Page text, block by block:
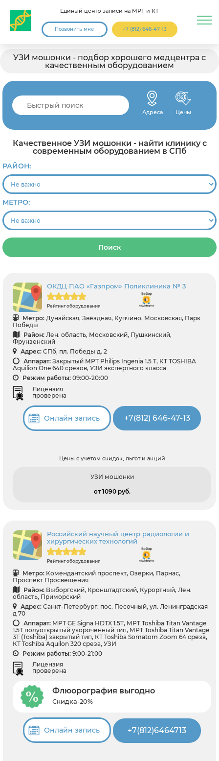
Единый центр записи на МРТ и КТ
Позвонить мне +7 (812) 646-47-13
УЗИ мошонки - подбор хорошего медцентра с
качественным оборудованием
Адреса Цены
Качественное УЗИ мошонки - найти клинику с
современным оборудованием в СПб
РАЙОН:
МЕТРО:
Поиск
ОКДЦ ПАО «Газпром» Поликлиника № 3
Рейтинг оборудования
Метро: Дунайская, Звёздная, Купчино, Московская, Парк
Победы
Район: Лен. область, Московский, Пушкинский,
Фрунзенский
Адрес: СПб, пл. Победы д. 2
Аппарат: Закрытый МРТ Philips Ingenia 1.5 Т, КТ TOSHIBA
Aquilion One 640 срезов, УЗИ экспертного класса
Режим работы: 09:00-20:00
Лицензия
проверена
Онлайн запись +7(812) 646-47-13
Цены с учетом скидок, льгот и акций
УЗИ мошонки
от 1090 pуб.
Российский научный центр радиологии и
хирургических технологий
Рейтинг оборудования
Метро: Комендантский проспект, Озерки, Парнас,
Проспект Просвещения
Район: Выборгский, Кронштадтский, Курортный, Лен.
область, Приморский
Адрес: Санкт-Петербург: пос. Песочный, ул. Ленинградская
д 70
Аппарат: МРТ GE Signa HDTX 1.5T, МРТ Toshiba Titan Vantage
1.5T полуоткрытый укороченный тип, МРТ Toshiba Titan Vantage
3T (Toshiba) закрытый тип, КТ Toshiba Somatom Zoom 64 среза,
КТ Toshiba Aquilon 320 среза, УЗИ
Режим работы: 9:00-21:00
Лицензия
проверена
Флюорография выгодно
Скидка-20%
Онлайн запись +7(812)6464713